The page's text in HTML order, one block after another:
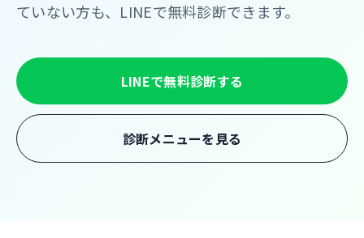
ていない方も、LINEで無料診断できます。
LINEで無料診断する
診断メニューを見る